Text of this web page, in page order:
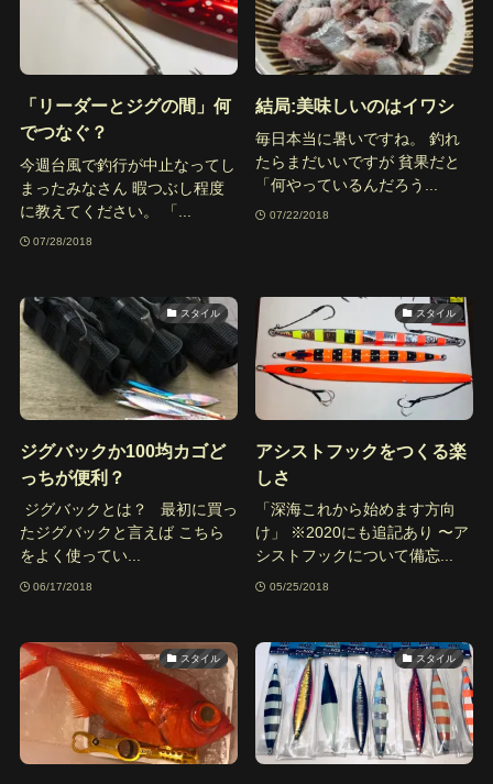
「リーダーとジグの間」何
でつなぐ？
今週台風で釣行が中止なってし
まったみなさん 暇つぶし程度
に教えてください。 「...
07/28/2018
結局:美味しいのはイワシ
毎日本当に暑いですね。 釣れ
たらまだいいですが 貧果だと
「何やっているんだろう...
07/22/2018
スタイル
ジグバックか100均カゴど
っちが便利？
ジグバックとは？ 最初に買っ
たジグバックと言えば こちら
をよく使ってい...
06/17/2018
スタイル
アシストフックをつくる楽
しさ
「深海これから始めます方向
け」 ※2020にも追記あり 〜ア
シストフックについて備忘...
05/25/2018
スタイル スタイル